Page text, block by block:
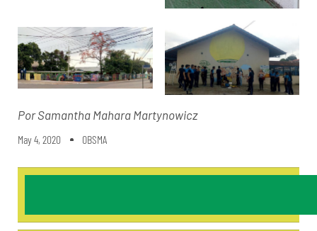
Por Samantha Mahara Martynowicz
May 4, 2020 OBSMA